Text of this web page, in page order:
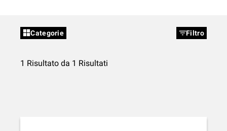
Categorie Filtro
1 Risultato da 1 Risultati